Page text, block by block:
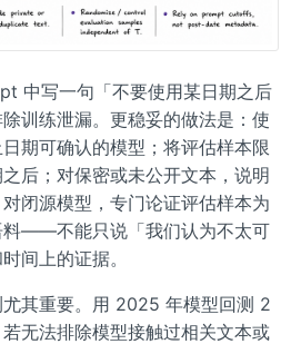
中写一句「不要使用某日期之后
训练泄漏。更稳妥的做法是：使
期可确认的模型；将评估样本限
后；对保密或未公开文本，说明
闭源模型，专门论证评估样本为
料——不能只说「我们认为不太可
间上的证据。
其重要。用 2025 年模型回测 2
无法排除模型接触过相关文本或